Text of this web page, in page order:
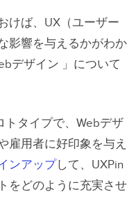
けば、UX（ユーザー
影響を与えるかがわか
デザイン 」について
トタイプで、Webデザ
雇用者に好印象を与え
ンアップして、UXPin
をどのように充実させ